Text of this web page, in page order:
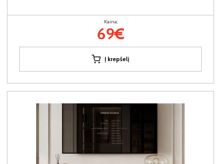
Kaina:
69€
Į krepšelį